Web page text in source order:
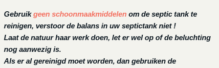
Gebruikgeen schoonmaakmiddelen om de septic tank te
reinigen, verstoor de balans in uw septictank niet !
Laat de natuur haar werk doen, let er wel op of de beluchting
nog aanwezig is.
Als er al gereinigd moet worden, dan gebruiken de